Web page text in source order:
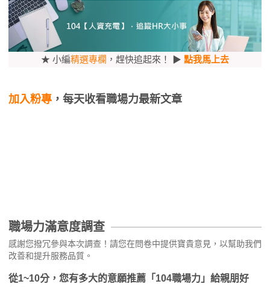
★ 小編精選專欄 ，趕快追起來！ ▶ 點我馬上去
加入粉專 ，每天收看職場力最新文章
職場力滿意度調查
感謝您撥冗參與本次調查！請您在問卷中提供寶貴意見，以幫助我們
改善和提升服務品質。
從1~10分，您有多大的意願推薦「104職場力」給親朋好